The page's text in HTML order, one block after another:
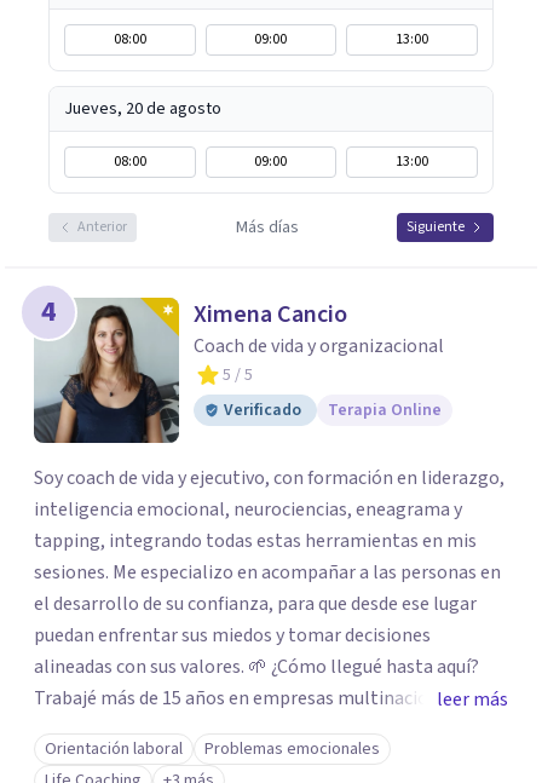
08:00 09:00 13:00
Jueves, 20 de agosto
08:00 09:00 13:00
Anterior Más días Siguiente
4 Ximena Cancio
Coach de vida y organizacional
5 / 5
Verificado
Terapia Online
Soy coach de vida y ejecutivo, con formación en liderazgo,
inteligencia emocional, neurociencias, eneagrama y
tapping, integrando todas estas herramientas en mis
sesiones. Me especializo en acompañar a las personas en
el desarrollo de su confianza, para que desde ese lugar
puedan enfrentar sus miedos y tomar decisiones
alineadas con sus valores. 🌱 ¿Cómo llegué hasta aquí?
Trabajé más de 15 años en empresas multinacionales y
estudios contables como contadora pública
especializada en impuestos. Durante ese recorrido tuve la
leer más
Orientación laboral
Problemas emocionales